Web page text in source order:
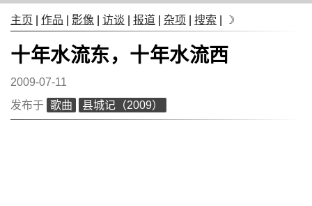
主页 作品 影像 访谈 报道 杂项 搜索 ☽
十年水流东，十年水流西
2009-07-11
发布于 歌曲 县城记（2009）